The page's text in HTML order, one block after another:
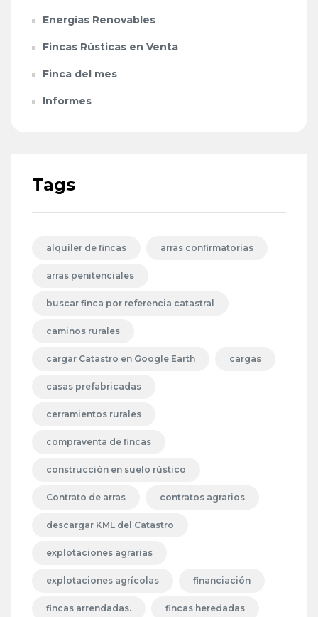
Energías Renovables
Fincas Rústicas en Venta
Finca del mes
Informes
Tags
alquiler de fincas arras confirmatorias
arras penitenciales
buscar finca por referencia catastral
caminos rurales
cargar Catastro en Google Earth cargas
casas prefabricadas
cerramientos rurales
compraventa de fincas
construcción en suelo rústico
Contrato de arras contratos agrarios
descargar KML del Catastro
explotaciones agrarias
explotaciones agrícolas financiación
fincas arrendadas. fincas heredadas